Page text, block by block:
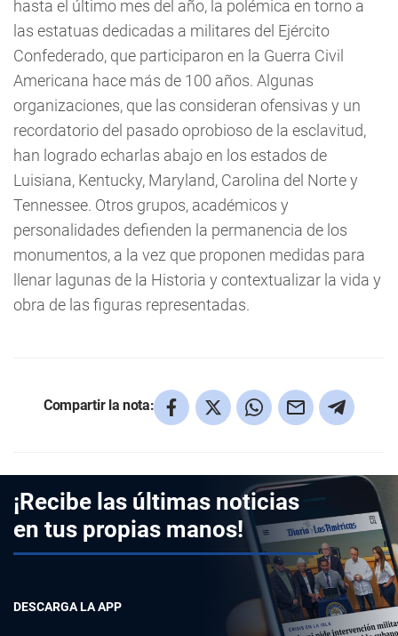
hasta el último mes del año, la polémica en torno a
las estatuas dedicadas a militares del Ejército
Confederado, que participaron en la Guerra Civil
Americana hace más de 100 años. Algunas
organizaciones, que las consideran ofensivas y un
recordatorio del pasado oprobioso de la esclavitud,
han logrado echarlas abajo en los estados de
Luisiana, Kentucky, Maryland, Carolina del Norte y
Tennessee. Otros grupos, académicos y
personalidades defienden la permanencia de los
monumentos, a la vez que proponen medidas para
llenar lagunas de la Historia y contextualizar la vida y
obra de las figuras representadas.
Compartir la nota:
¡Recibe las últimas noticias
en tus propias manos!
DESCARGA LA APP